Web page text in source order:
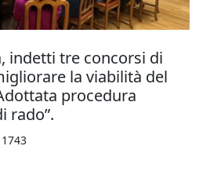
indetti tre concorsi di
la viabilità del
procedura
rado”.
1743